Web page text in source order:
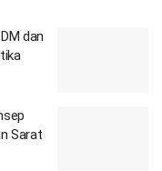
dan
Sarat